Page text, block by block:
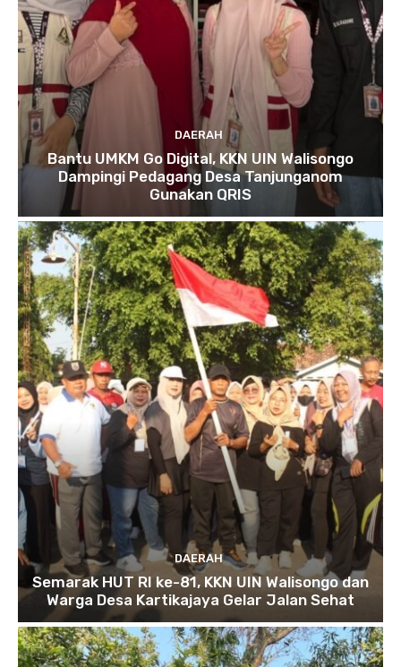
DAERAH
Bantu UMKM Go Digital, KKN UIN Walisongo
Dampingi Pedagang Desa Tanjunganom
Gunakan QRIS
DAERAH
Semarak HUT RI ke-81, KKN UIN Walisongo dan
Warga Desa Kartikajaya Gelar Jalan Sehat